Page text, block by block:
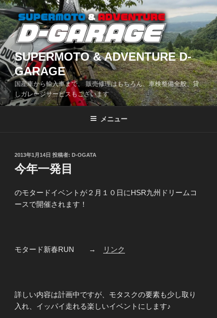
コ
ン
テ
ン
ツ
へ
ス
キ
ッ
SUPERMOTO & ADVENTURE D-
GARAGE
国産車から輸入車まで、 販売修理はもちろん、車検整備全般、貸
しガレージサービスもございます
メニュー
投
稿
日:
2013年1月14日 投稿者: D-OGATA
今年一発目
のモタードイベントが２月１０日にHSR九州ドリームコ
ースで開催されます！
モタード新春RUN → リンク
詳しい内容は計画中ですが、モタスクの要素も少し取り
入れ、イッパイ走れる楽しいイベントにします♪